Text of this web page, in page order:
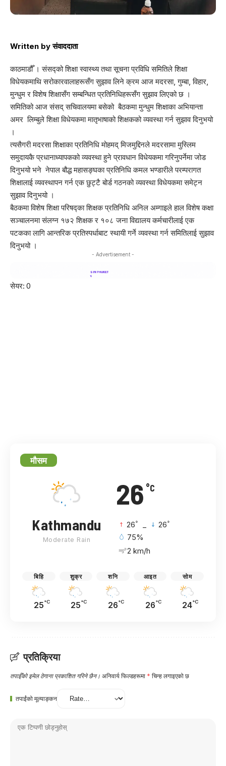
Written by संवाददाता
काठमाडौँ । संसद्को शिक्षा स्वास्थ्य तथा सूचना प्रविधि समितिले शिक्षा
विधेयकमाथि सरोकारवालाहरूसँग सुझाव लिने क्रम आज मदरसा, गुम्बा, विहार,
मुन्धुम र विशेष शिक्षासँग सम्बन्धित प्रतिनिधिहरूसँग सुझाव लिएको छ ।
समितिको आज संसद् सचिवालयमा बसेको बैठकमा मुन्धुम शिक्षाका अभियान्ता
अमर लिम्बुले शिक्षा विधेयकमा मातृभाषाको शिक्षकको व्यवस्था गर्न सुझाव दिनुभयो
।
त्यसैगरी मदरसा शिक्षाका प्रतिनिधि मोहमद् मिजमुद्दिनले मदरसामा मुस्लिम
समुदायकै प्रधानाध्यापकको व्यवस्था हुने प्रावधान विधेयकमा गरिनुपर्नेमा जोड
दिनुभयो भने नेपाल बौद्ध महासङ्घका प्रतिनिधि कमल भण्डारीले परम्परागत
शिक्षालाई व्यवस्थापन गर्न एक छुट्टै बोर्ड गठनको व्यवस्था विधेयकमा समेट्न
सुझाव दिनुभयो ।
बैठकमा विशेष शिक्षा परिषद्का शिक्षक प्रतिनिधि अनिल अम्गाइले हाल विशेष कक्षा
सञ्चालनमा संलग्न १७२ शिक्षक र १०८ जना विद्यालय कर्मचारीलाई एक
पटकका लागि आन्तरिक प्रतिस्पर्धाबाट स्थायी गर्ने व्यवस्था गर्न समितिलाई सुझाव
दिनुभयो ।
- Advertisement -
सेयर: 0
मौसम
26 °C
Kathmandu
Moderate Rain
26° 26°
75%
2 km/h
बिहि
25°C
शुक्र
25°C
शनि
26°C
आइत
26°C
सोम
24°C
प्रतिक्रिया
तपाईँको इमेल ठेगाना प्रकाशित गरिने छैन। अनिवार्य फिल्डहरूमा * चिन्ह लगाइएको छ
तपाईंको मूल्याङ्कन